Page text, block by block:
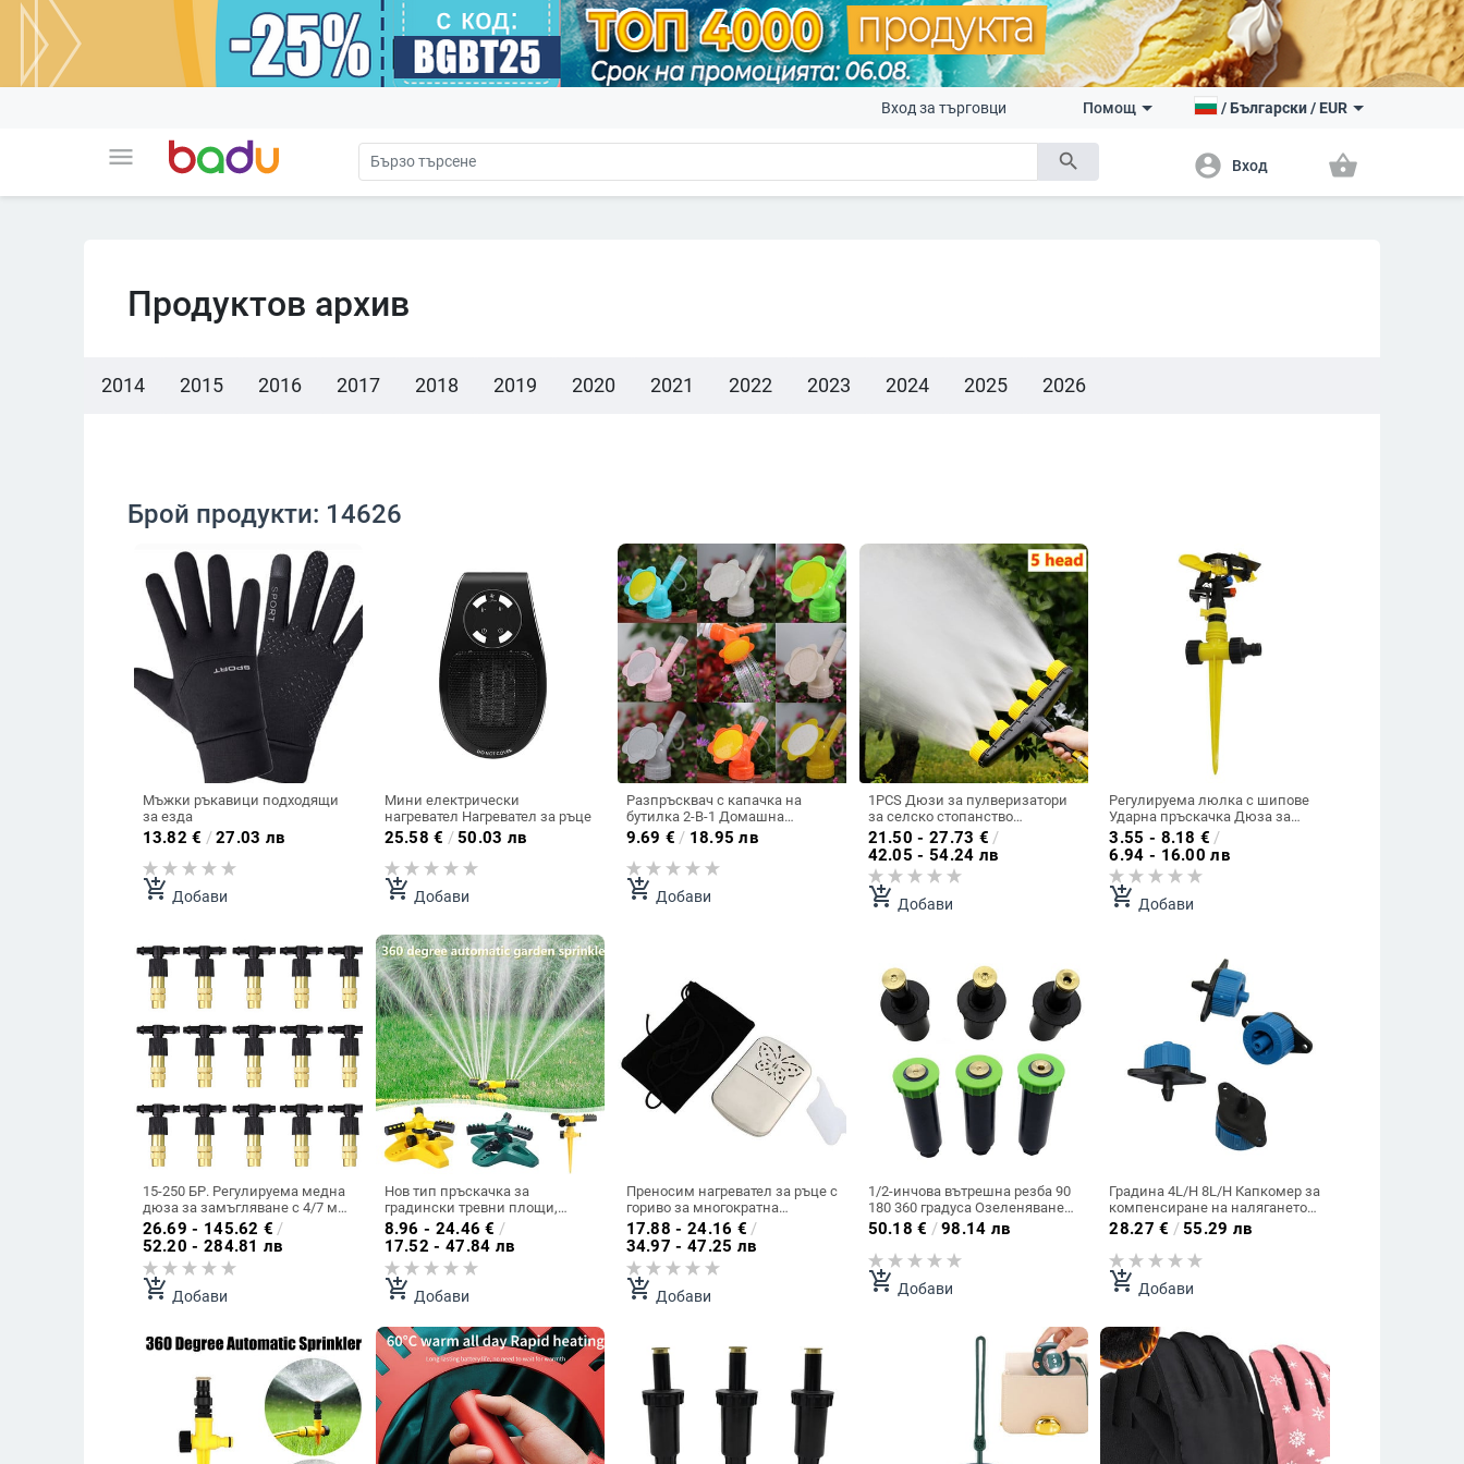
menu search
Вход за търговци Помощ /Български/ EUR
account_circle Вход shopping_basket
Продуктов архив
2014 2015 2016 2017 2018 2019 2020 2021 2022 2023 2024 2025 2026
Брой продукти: 14626
Мъжки ръкавици подходящи
за езда
13.82 € /27.03 лв
add_shopping_cart Добави
Мини електрически
нагревател Нагревател за ръце
25.58 € /50.03 лв
add_shopping_cart Добави
Разпръсквач с капачка на
бутилка 2-В-1 Домашна
градина Мини лейка Двуглава
струя за вода Накрайник за
бонсай за разсад на закрито
на открито
9.69 € / 18.95 лв
add_shopping_cart Добави
1PCS Дюзи за пулверизатори
за селско стопанство
Домашна градина
Разпръсквачи за тревни
площи Селскостопански
зеленчуци Спрей за напояване
Регулируем инструмент за
дюзи
21.50 - 27.73 € /
42.05 - 54.24 лв
add_shopping_cart Добави
Регулируема люлка с шипове
Ударна пръскачка Дюза за
поливане на градинска селско
стопанство Напояване на
тревата Поливане на 360
градуса Ротационна струя
3.55 - 8.18 € /
6.94 - 16.00 лв
add_shopping_cart Добави
15-250 БР. Регулируема медна
дюза за замъгляване с 4/7 мм
пластмасов конектор за
тройник Месингова
напоителна спринклерна
охлаждаща дюза
26.69 - 145.62 € /
52.20 - 284.81 лв
add_shopping_cart Добави
Нов тип пръскачка за
градински тревни площи,
автоматична, въртяща се на
360 градуса градина, водна
пръскачка с голямо покритие,
консумативи за напояване на
градината
8.96 - 24.46 € /
17.52 - 47.84 лв
add_shopping_cart Добави
Преносим нагревател за ръце с
гориво за многократна
употреба Стандартен джобен
нагревател за ръце Глава за
каталитичен нагревател на
открито
17.88 - 24.16 € /
34.97 - 47.25 лв
add_shopping_cart Добави
1/2-инчова вътрешна резба 90
180 360 градуса Озеленяване
Изскачащи спринклери
Градинска вода Напоителна
предавка Задвижващи дюзи
за пръскане 1 бр.
50.18 € /98.14 лв
add_shopping_cart Добави
Градина 4L/H 8L/H Капкомер за
компенсиране на налягането
на емитер Микро маркуч за
напояване Капкова глава
Водоспестяващ капкомер за
напояване 200 бр.
28.27 € /55.29 лв
add_shopping_cart Добави